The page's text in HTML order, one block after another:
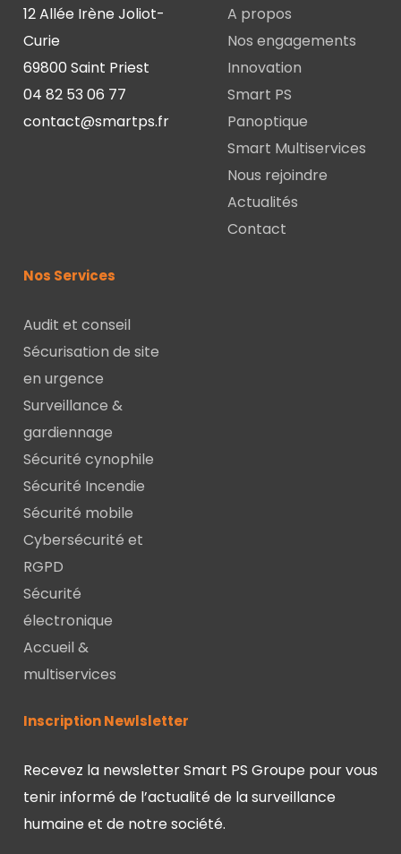
12 Allée Irène Joliot-
Curie
69800 Saint Priest
04 82 53 06 77
contact@smartps.fr
A propos
Nos engagements
Innovation
Smart PS
Panoptique
Smart Multiservices
Nous rejoindre
Actualités
Contact
Nos Services
Audit et conseil
Sécurisation de site
en urgence
Surveillance &
gardiennage
Sécurité cynophile
Sécurité Incendie
Sécurité mobile
Cybersécurité et
RGPD
Sécurité
électronique
Accueil &
multiservices
Inscription Newlsletter
Recevez la newsletter Smart PS Groupe pour vous
tenir informé de l’actualité de la surveillance
humaine et de notre société.